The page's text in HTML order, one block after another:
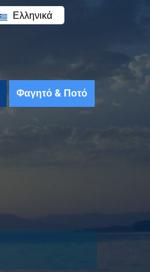
Ελληνικά
Φαγητό & Ποτό